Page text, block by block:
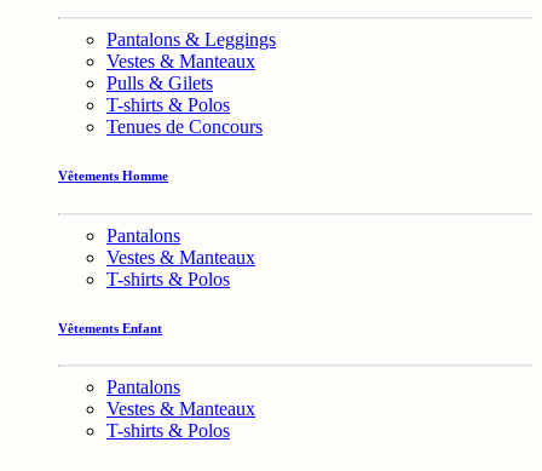
Pantalons & Leggings
Vestes & Manteaux
Pulls & Gilets
T-shirts & Polos
Tenues de Concours
Vêtements Homme
Pantalons
Vestes & Manteaux
T-shirts & Polos
Vêtements Enfant
Pantalons
Vestes & Manteaux
T-shirts & Polos